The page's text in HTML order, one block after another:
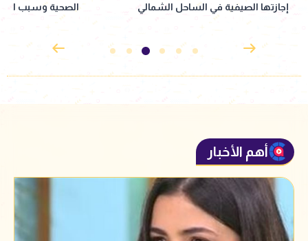
الصحية وسبب اعتزاله التمثيل
الشمالي وسط
أهم الأخبار